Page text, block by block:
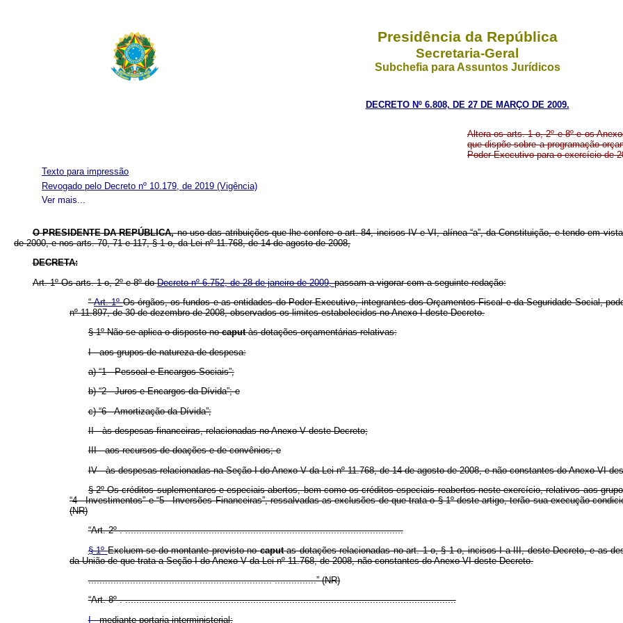
Presidência da República
Secretaria-Geral
Subchefia para Assuntos Jurídicos
DECRETO Nº 6.808, DE 27 DE MARÇO DE 2009.
Altera os arts. 1 o, 2º e 8º e os
que dispõe sobre a programação
Poder Executivo para o exercício de
Texto para impressão
Ver mais...
Revogado pelo Decreto nº 10.179, de 2019 (Vigência)
OPRESIDENTE DA REPÚBLICA,no uso das atribuições que lhe confere o art. 84, incisos IV e VI, alínea “a”, da Constituição, e tendo em
de 2000, e nos arts. 70, 71 e 117, § 1 o, da Lei nº 11.768, de 14 de agosto de 2008,
DECRETA:
Art. 1º Os arts. 1 o, 2º e 8º doDecreto nº 6.752, de 28 de janeiro de 2009,passam a vigorar com a seguinte redação:
“Art. 1ºOs órgãos, os fundos e as entidades do Poder Executivo, integrantes dos Orçamentos Fiscal e da Seguridade Social,
nº 11.897, de 30 de dezembro de 2008, observados os limites estabelecidos no Anexo I deste Decreto.
§ 1º Não se aplica o disposto nocaputàs dotações orçamentárias relativas:
I - aos grupos de natureza de despesa:
a) “1 - Pessoal e Encargos Sociais”;
b) “2 - Juros e Encargos da Dívida”; e
c) “6 - Amortização da Dívida”;
II - às despesas financeiras, relacionadas no Anexo V deste Decreto;
III - aos recursos de doações e de convênios; e
IV - às despesas relacionadas na Seção I do Anexo V da Lei nº 11.768, de 14 de agosto de 2008, e não constantes do Anexo VI
§ 2º Os créditos suplementares e especiais abertos, bem como os créditos especiais reabertos neste exercício, relativos aos
“4 - Investimentos” e “5 - Inversões Financeiras”, ressalvadas as exclusões de que trata o § 1º deste artigo, terão sua execução
(NR)
“Art. 2º . ....................................................................................................
§ 1ºExcluem-se do montante previsto nocaputas dotações relacionadas no art. 1 o, § 1 o, incisos I a III, deste Decreto, e as
da União de que trata a Seção I do Anexo V da Lei nº 11.768, de 2008, não constantes do Anexo VI deste Decreto.
.................................................................. ...............” (NR)
“Art. 8º . .......................................................................................................................
I -mediante portaria interministerial: